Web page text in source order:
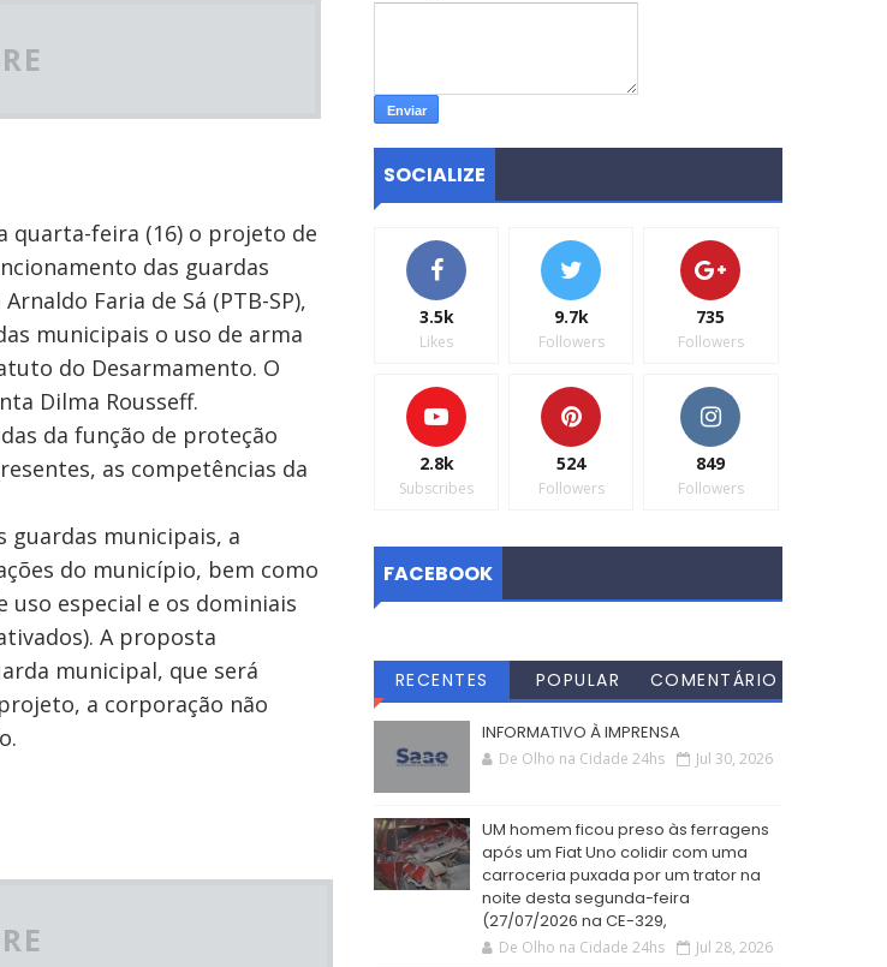
quarta-feira (16) o projeto de
das guardas
Faria de Sá (PTB-SP),
municipais o uso de arma
do Desarmamento. O
Dilma Rousseff.
da função de proteção
as competências da
guardas municipais, a
do município, bem como
uso especial e os dominiais
A proposta
municipal, que será
a corporação não
SOCIALIZE
3.5k
Likes
9.7k
Followers
735
Followers
2.8k
Subscribes
524
Followers
849
Followers
FACEBOOK
RECENTES POPULAR
COMENTÁRIO
INFORMATIVO À IMPRENSA
De Olho na Cidade 24hs Jul 30, 2026
UM homem ficou preso às ferragens
após um Fiat Uno colidir com uma
carroceria puxada por um trator na
noite desta segunda-feira
(27/07/2026 na CE-329,
De Olho na Cidade 24hs Jul 28, 2026